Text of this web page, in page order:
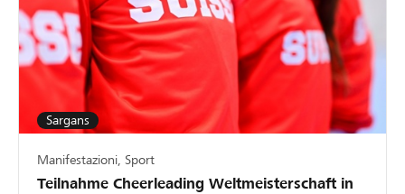
Sargans
Manifestazioni, Sport
Teilnahme Cheerleading Weltmeisterschaft in